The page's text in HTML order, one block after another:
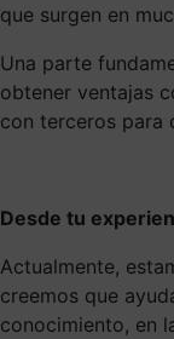
que surgen en
Una parte
obtener ventajas
con terceros para
Desde tu
Actualmente,
creemos que
conocimiento, en